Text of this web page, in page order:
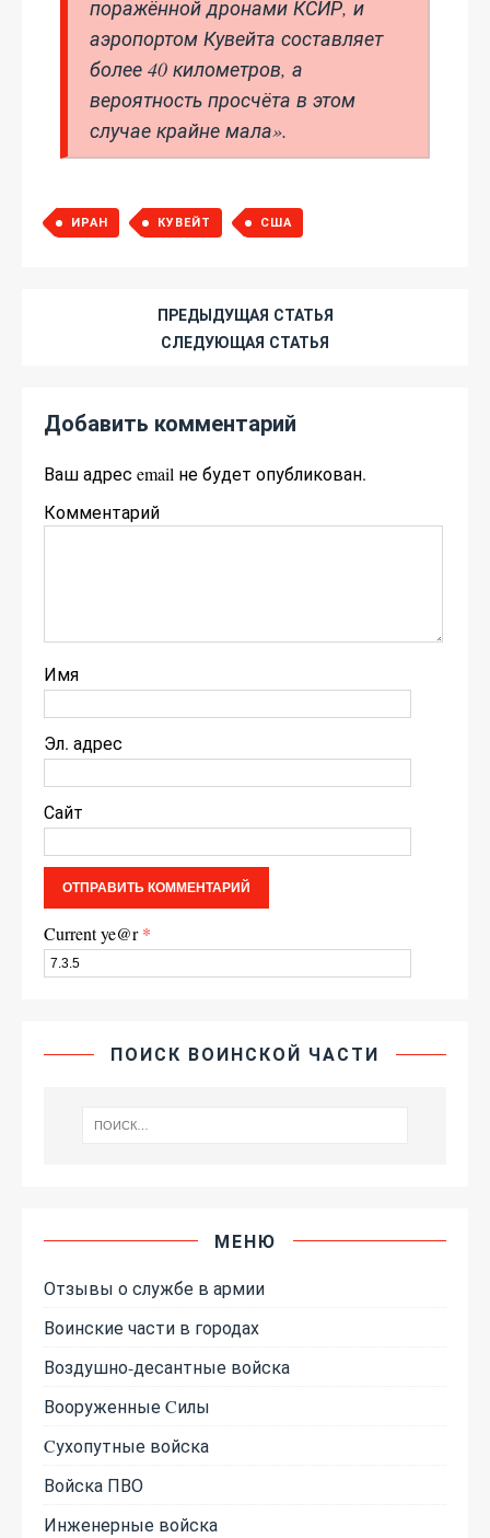
поражённой дронами КСИР, и
аэропортом Кувейта составляет
более 40 километров, а
вероятность просчёта в этом
случае крайне мала».
ИРАН КУВЕЙТ США
ПРЕДЫДУЩАЯ СТАТЬЯ
СЛЕДУЮЩАЯ СТАТЬЯ
Добавить комментарий
Ваш адрес email не будет опубликован.
Комментарий
Имя
Эл. адрес
Сайт
Current ye@r*
ПОИСК ВОИНСКОЙ ЧАСТИ
МЕНЮ
Отзывы о службе в армии
Воинские части в городах
Воздушно-десантные войска
Вооруженные Cилы
Cухопутные войска
Войска ПВО
Инженерные войска